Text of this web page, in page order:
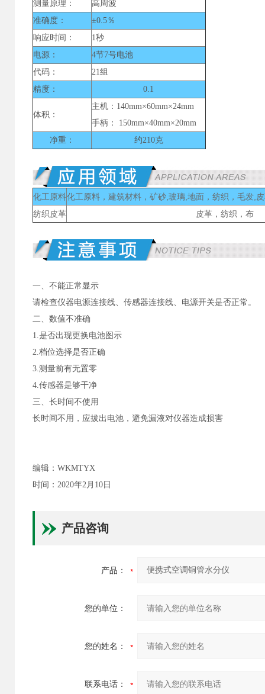
测量原理：
高周波
准确度：
±0.5％
响应时间：
1秒
电源：
4节7号电池
代码：
21组
精度：
0.1
体积：
主机：140mm×60mm×24mm
手柄： 150mm×40mm×20mm
净重：
约210克
化工原料化工原料，建筑材料，矿砂,玻璃,地面，纺织，毛发,
纺织皮革
皮革，纺织，布
一、不能正常显示
请检查仪器电源连接线、传感器连接线、电源开关是否正常。
二、数值不准确
1.是否出现更换电池图示
2.档位选择是否正确
3.测量前有无置零
4.传感器是够干净
三、长时间不使用
长时间不用，应拔出电池，避免漏液对仪器造成损害
编辑：WKMTYX
时间：2020年2月10日
产品咨询
产品：
您的单位：
您的姓名：
联系电话：